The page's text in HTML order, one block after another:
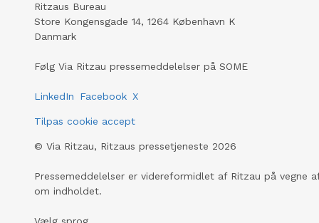
Ritzaus Bureau
Store Kongensgade 14, 1264 København K
Danmark
Følg Via Ritzau pressemeddelelser på SOME
LinkedIn Facebook X
Tilpas cookie accept
© Via Ritzau, Ritzaus pressetjeneste 2026
Pressemeddelelser er videreformidlet af Ritzau på
om indholdet.